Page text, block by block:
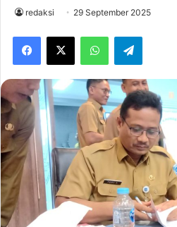
redaksi 29 September 2025
Facebook
X WhatsAppTelegram